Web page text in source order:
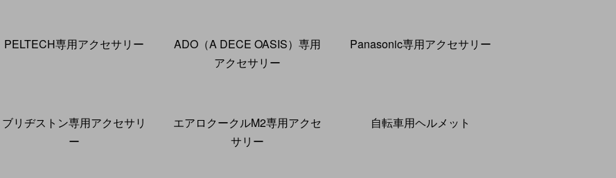
カテゴリー一覧
PELTECH専用アクセサリー
ADO（A DECE OASIS）専用
アクセサリー
Panasonic専用アクセサリー
ブリヂストン専用アクセサリ
ー
エアロクークルM2専用アクセ
サリー
自転車用ヘルメット